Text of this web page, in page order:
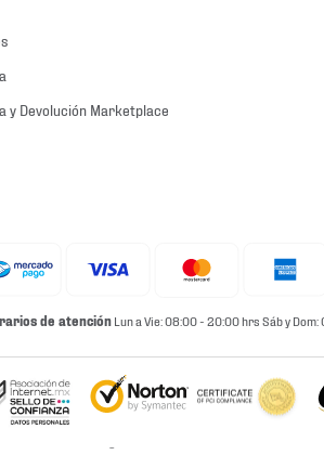
y Devolución Marketplace
de atenciónLun a Vie: 08:00 - 20:00 hrs Sáb y Dom:
© 2026 Martí. All rights reserved.